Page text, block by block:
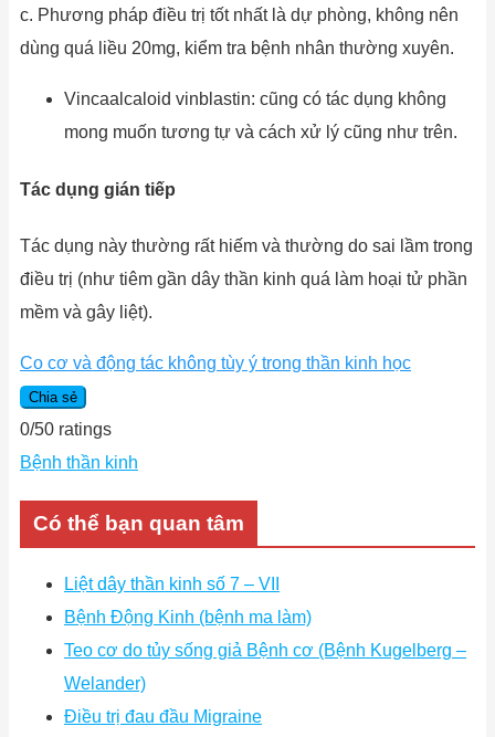
c. Phương pháp điều trị tốt nhất là dự phòng, không nên
dùng quá liều 20mg, kiểm tra bệnh nhân thường xuyên.
Vincaalcaloid vinblastin: cũng có tác dụng không
mong muốn tương tự và cách xử lý cũng như trên.
Tác dụng gián tiếp
Tác dụng này thường rất hiếm và thường do sai lầm trong
điều trị (như tiêm gần dây thần kinh quá làm hoại tử phần
mềm và gây liệt).
Co cơ và động tác không tùy ý trong thần kinh học
Chia sẻ
0/50 ratings
Bệnh thần kinh
Có thể bạn quan tâm
Liệt dây thần kinh số 7 – VII
Bệnh Động Kinh (bệnh ma làm)
Teo cơ do tủy sống giả Bệnh cơ (Bệnh Kugelberg –
Welander)
Điều trị đau đầu Migraine